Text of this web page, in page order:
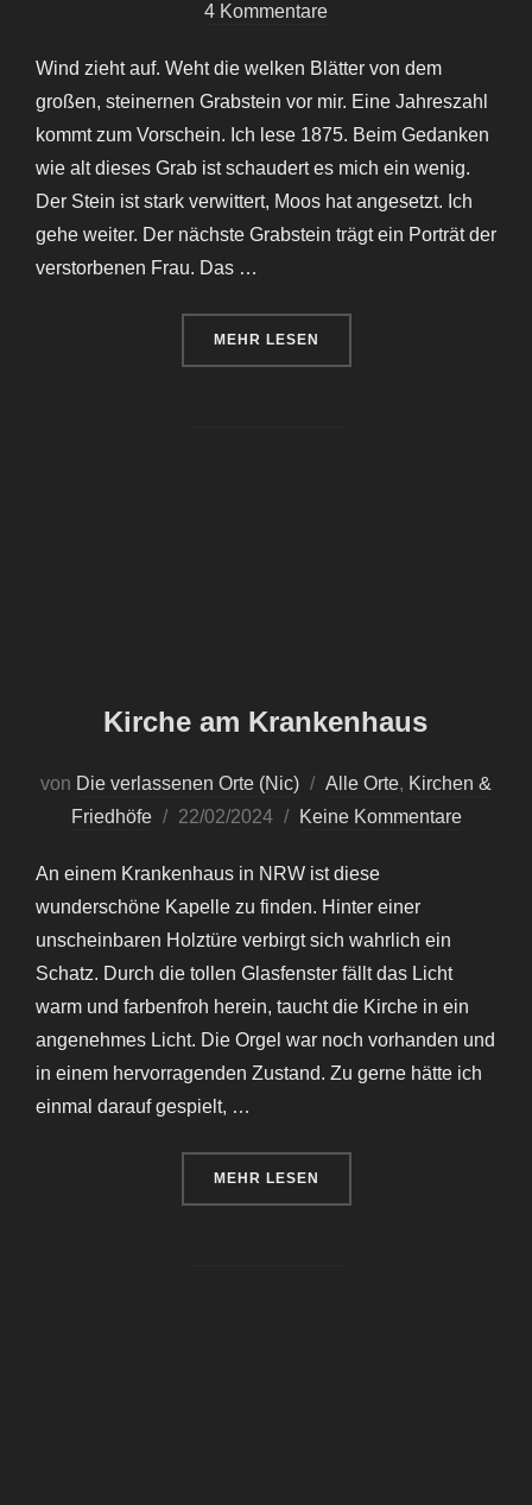
4 Kommentare
Wind zieht auf. Weht die welken Blätter von dem
großen, steinernen Grabstein vor mir. Eine Jahreszahl
kommt zum Vorschein. Ich lese 1875. Beim Gedanken
wie alt dieses Grab ist schaudert es mich ein wenig.
Der Stein ist stark verwittert, Moos hat angesetzt. Ich
gehe weiter. Der nächste Grabstein trägt ein Porträt der
verstorbenen Frau. Das …
MEHR ÜBER „CEMETERY OF THE
LESEN
Kirche am Krankenhaus
von Die verlassenen Orte (Nic) Alle Orte, Kirchen &
Friedhöfe
Veröffentlicht
22/02/2024 Keine Kommentare
An einem Krankenhaus in NRW ist diese
wunderschöne Kapelle zu finden. Hinter einer
unscheinbaren Holztüre verbirgt sich wahrlich ein
Schatz. Durch die tollen Glasfenster fällt das Licht
warm und farbenfroh herein, taucht die Kirche in ein
angenehmes Licht. Die Orgel war noch vorhanden und
in einem hervorragenden Zustand. Zu gerne hätte ich
einmal darauf gespielt, …
MEHR ÜBER „KIRCHE AM
LESEN